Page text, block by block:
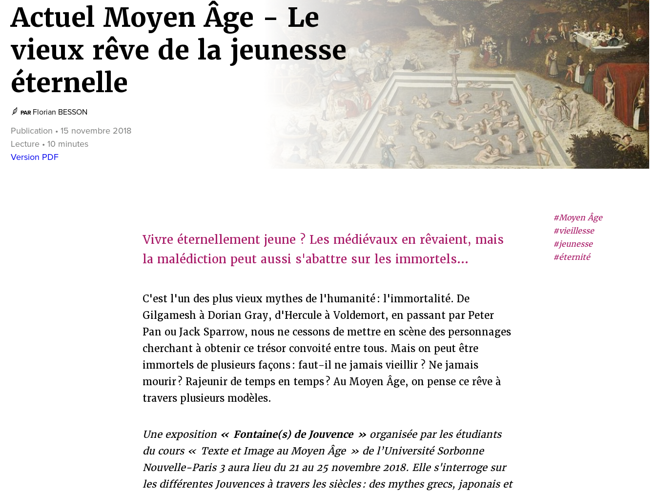
Actuel Moyen Âge - Le
vieux rêve de la jeunesse
éternelle
PAR Florian BESSON
Publication • 15 novembre 2018
Lecture • 10 minutes
Version PDF
#Moyen Âge
#vieillesse
#jeunesse
#éternité
Vivre éternellement jeune ? Les médiévaux en rêvaient, mais
la malédiction peut aussi s'abattre sur les immortels...
C'est l'un des plus vieux mythes de l'humanité : l'immortalité. De
Gilgamesh à Dorian Gray, d'Hercule à Voldemort, en passant par Peter
Pan ou Jack Sparrow, nous ne cessons de mettre en scène des personnages
cherchant à obtenir ce trésor convoité entre tous. Mais on peut être
immortels de plusieurs façons : faut-il ne jamais vieillir ? Ne jamais
mourir ? Rajeunir de temps en temps ? Au Moyen Âge, on pense ce rêve à
travers plusieurs modèles.
Une exposition « Fontaine(s) de Jouvence » organisée par les étudiants
du cours « Texte et Image au Moyen Âge » de l’Université Sorbonne
Nouvelle-Paris 3 aura lieu du 21 au 25 novembre 2018. Elle s'interroge sur
les différentes Jouvences à travers les siècles : des mythes grecs, japonais et